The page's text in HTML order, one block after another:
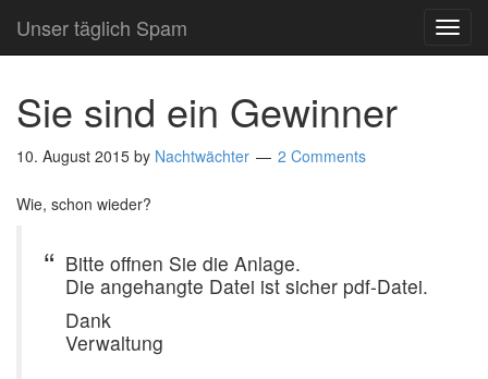
Unser täglich Spam
Sie sind ein Gewinner
10. August 2015 by Nachtwächter 2 Comments
Wie, schon wieder?
Bitte offnen Sie die Anlage.
Die angehangte Datei ist sicher pdf-Datei.
Dank
Verwaltung